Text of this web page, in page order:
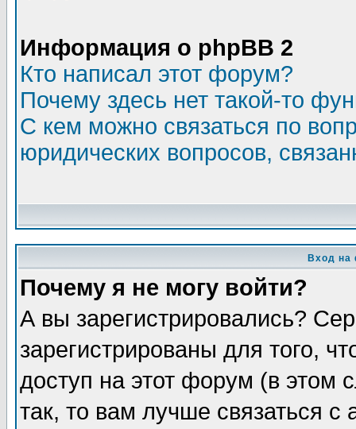
Информация о phpBB 2
Кто написал этот форум?
Почему здесь нет такой-то
С кем можно связаться по
юридических вопросов,
Вход на
Почему я не могу войти?
А вы зарегистрировались?
зарегистрированы для того,
доступ на этот форум (в этом
так, то вам лучше связаться